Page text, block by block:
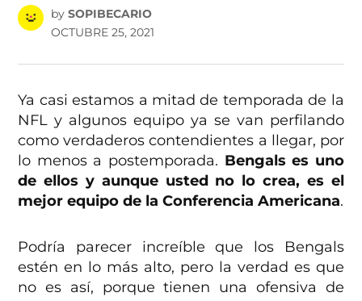
by SOPIBECARIO
OCTUBRE 25, 2021
Ya casi estamos a mitad de temporada de la
NFL y algunos equipo ya se van perfilando
como verdaderos contendientes a llegar, por
lo menos a postemporada. Bengals es uno
de ellos y aunque usted no lo crea, es el
mejor equipo de la Conferencia Americana.
Podría parecer increíble que los Bengals
estén en lo más alto, pero la verdad es que
no es así, porque tienen una ofensiva de